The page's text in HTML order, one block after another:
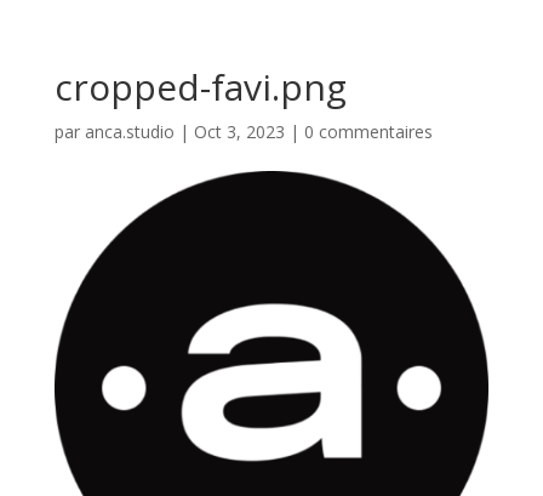
cropped-favi.png
par anca.studio | Oct 3, 2023 | 0 commentaires